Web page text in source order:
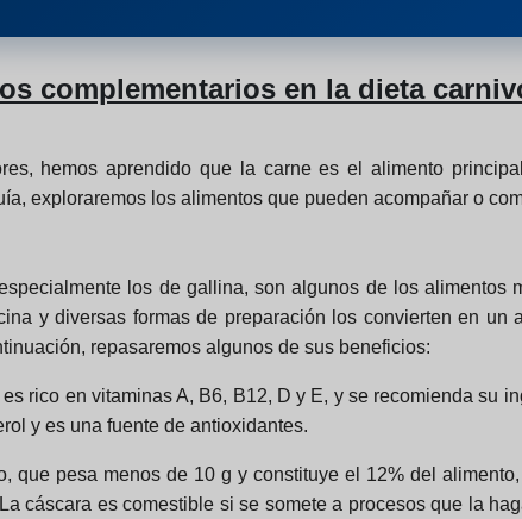
complementarios en la dieta
hemos aprendido que la carne es el alimento
exploraremos los alimentos que pueden acompañar o
los de gallina, son algunos de los
y diversas formas de preparación los convierten en
repasaremos algunos de sus beneficios:
rico en vitaminas A, B6, B12, D y E, y se recomienda su
y es una fuente de antioxidantes.
que pesa menos de 10 g y constituye el 12% del
cáscara es comestible si se somete a procesos que la